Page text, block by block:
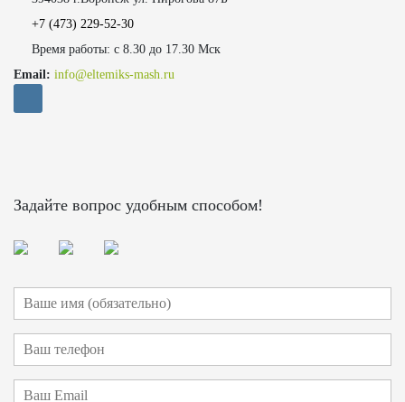
+7 (473) 229-52-30
Время работы: с 8.30 до 17.30 Мск
Email: info@eltemiks-mash.ru
Задайте вопрос удобным способом!